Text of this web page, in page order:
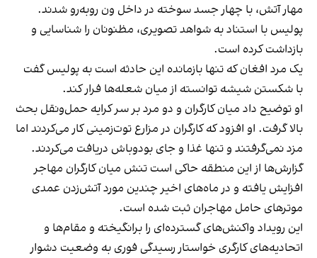
مهار آتش، با چهار جسد سوخته در داخل ون روبه‌رو شدند.
پولیس با استناد به شواهد تصویری، مظنونان را شناسایی و
بازداشت کرده است.
یک مرد افغان که تنها بازمانده این حادثه است به پولیس گفت
با شکستن شیشه توانسته از میان شعله‌ها فرار کند.
او توضیح داد میان کارگران و دو مرد بر سر کرایه حمل‌ونقل بحث
بالا گرفت. او افزود که کارگران در مزارع توت‌زمینی کار می‌کردند اما
مزد نمی‌گرفتند و تنها غذا و جای بودوباش دریافت می‌کردند.
گزارش‌ها از این منطقه حاکی است تنش میان کارگران مهاجر
افزایش یافته و در ماه‌های اخیر چندین مورد آتش‌زدن عمدی
موترهای حامل مهاجران ثبت شده است.
این رویداد واکنش‌های گسترده‌ای را برانگیخته و مقام‌ها و
اتحادیه‌های کارگری خواستار رسیدگی فوری به وضعیت دشوار